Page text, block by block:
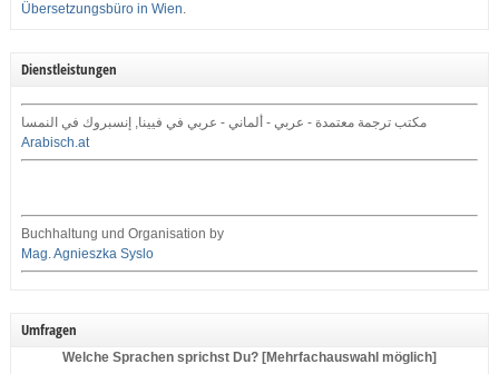
Übersetzungsbüro in Wien.
Dienstleistungen
مكتب ترجمة معتمدة - عربي - ألماني - عربي في فيينا, إنسبروك في النمسا
Arabisch.at
Buchhaltung und Organisation by
Mag. Agnieszka Syslo
Umfragen
Welche Sprachen sprichst Du? [Mehrfachauswahl möglich]